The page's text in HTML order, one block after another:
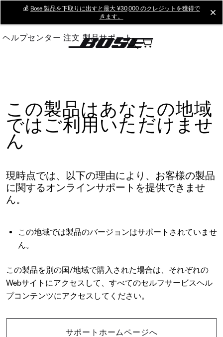
Main
💰 Bose 製品を下取りに出すと最大 ¥30,000 のクレジットを獲得で
きます。
ヘルプセンター 注文 製品サポート
この製品はあなたの地域
ではご利用いただけませ
ん
現時点では、以下の理由により、お客様の製品
に関するオンラインサポートを提供できませ
ん。
この地域では製品のバージョンはサポートされていませ
ん。
この製品を別の国/地域で購入された場合は、それぞれの
Webサイトにアクセスして、すべてのセルフサービスヘル
プコンテンツにアクセスしてください。
サポートホームページへ